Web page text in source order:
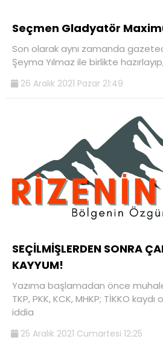
Seçmen Gladyatör
Son olarak aynı zamanda
Şeyma Yılmaz ile birlikte
26 Aralık 2021 Pazar 21:49
SEÇİLMİŞLERDEN SONRA
KAYYUM!
Yazıma başlamadan önce
TKP, PKK, KCK, MHKP; TİKKO kaydı
iddia
25 Aralık 2021 Cumartesi 12:25